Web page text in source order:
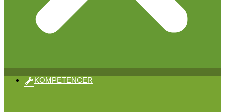
KOMPETENCER